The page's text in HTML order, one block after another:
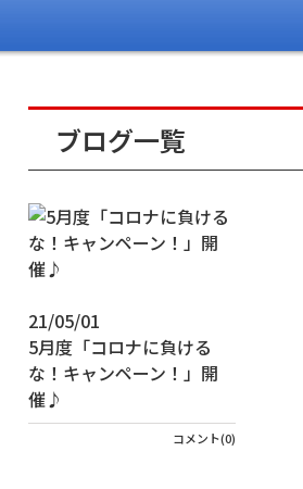
ブログ一覧
21/05/01
5月度「コロナに負ける
な！キャンペーン！」開
催♪
コメント(0)